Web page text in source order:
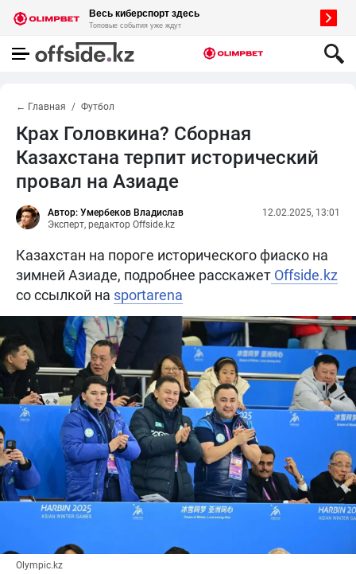
← Главная Футбол
Крах Головкина? Сборная
Казахстана терпит исторический
провал на Азиаде
Автор: Умербеков Владислав
Эксперт, редактор Offside.kz
12.02.2025, 13:01
Казахстан на пороге исторического фиаско на
зимней Азиаде, подробнее расскажет Offside.kz
со ссылкой на sportarena
Olympic.kz